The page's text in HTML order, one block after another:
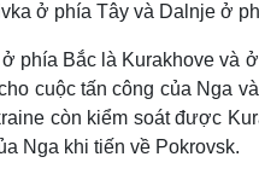
ngon
Đời sống
Nhà đẹp
Blog
Tình yêu - Gia đình
ở phía Tây và Dalnje ở
phía Bắc là Kurakhove và
cuộc tấn công của Nga
còn kiểm soát được
Nga khi tiến về Pokrovsk.